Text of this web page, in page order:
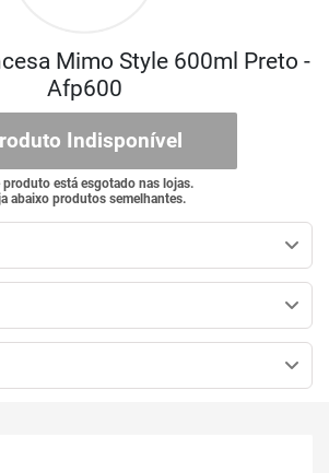
Mimo Style 600ml Preto -
Afp600
Indisponível
produto está esgotado nas lojas.
abaixo produtos semelhantes.